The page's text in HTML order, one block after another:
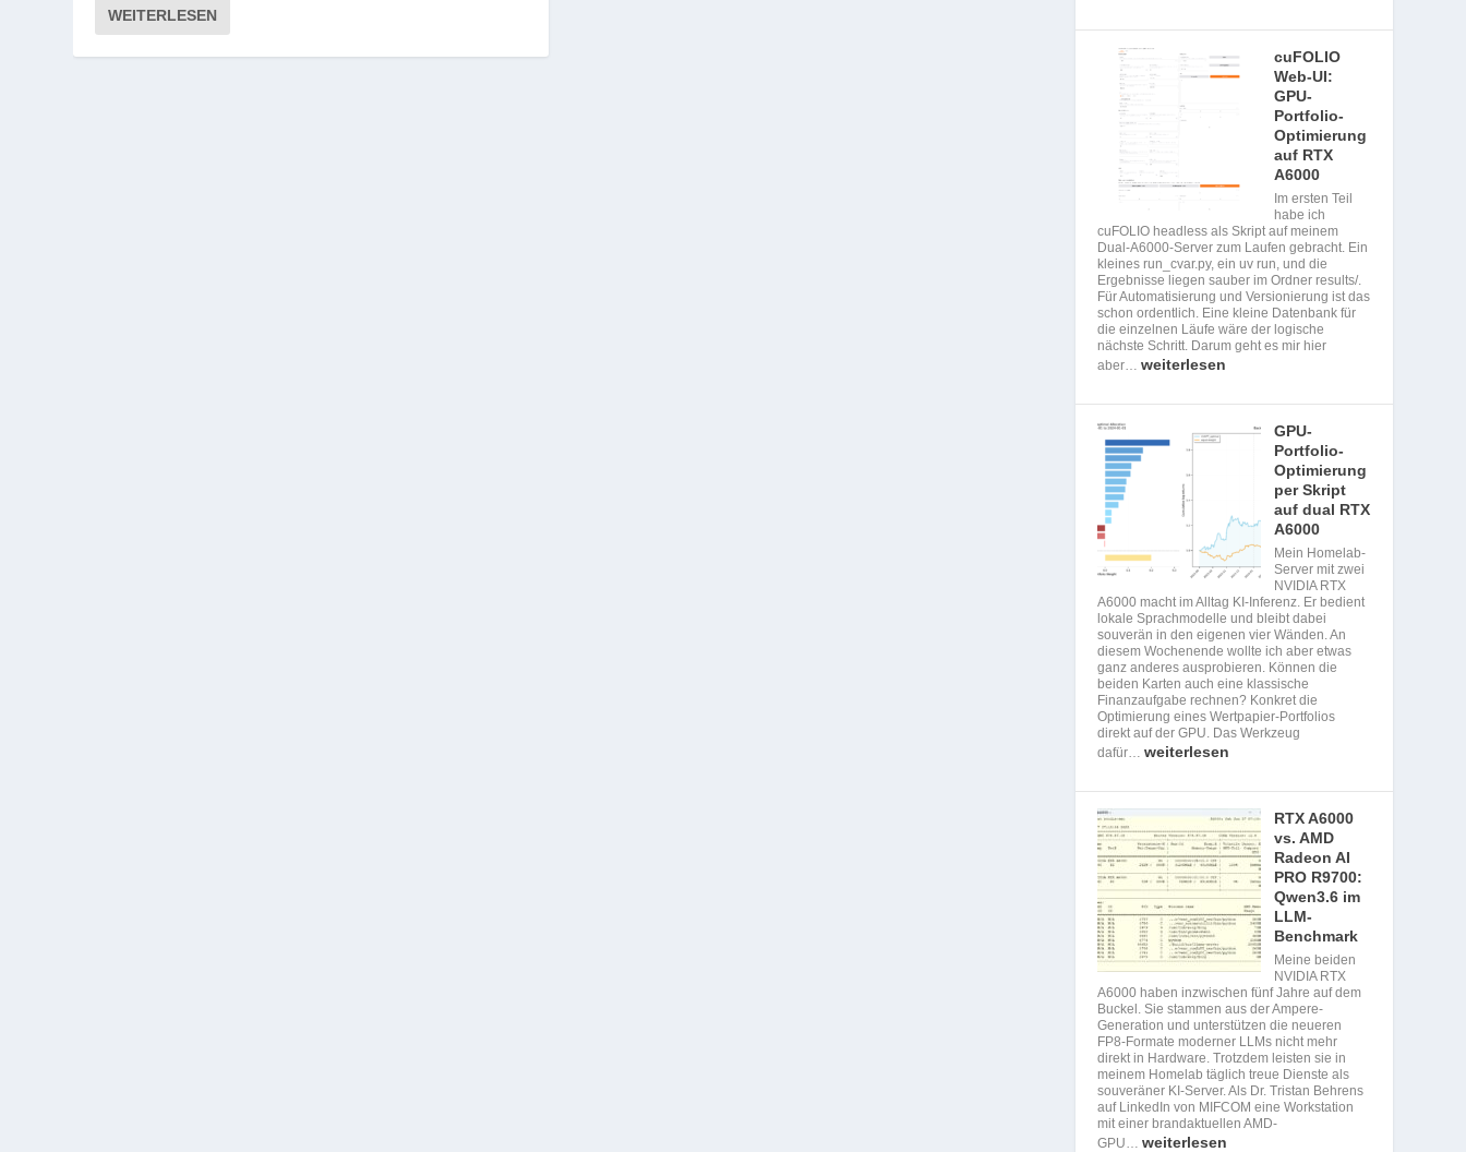
WEITERLESEN
cuFOLIO
Web-UI:
GPU-
Portfolio-
Optimierung
auf RTX
A6000
Im ersten Teil
habe ich
cuFOLIO headless als Skript auf meinem
Dual-A6000-Server zum Laufen gebracht. Ein
kleines run_cvar.py, ein uv run, und die
Ergebnisse liegen sauber im Ordner results/.
Für Automatisierung und Versionierung ist das
schon ordentlich. Eine kleine Datenbank für
die einzelnen Läufe wäre der logische
nächste Schritt. Darum geht es mir hier
aber…weiterlesen
GPU-
Portfolio-
Optimierung
per Skript
auf dual RTX
A6000
Mein Homelab-
Server mit zwei
NVIDIA RTX
A6000 macht im Alltag KI-Inferenz. Er bedient
lokale Sprachmodelle und bleibt dabei
souverän in den eigenen vier Wänden. An
diesem Wochenende wollte ich aber etwas
ganz anderes ausprobieren. Können die
beiden Karten auch eine klassische
Finanzaufgabe rechnen? Konkret die
Optimierung eines Wertpapier-Portfolios
direkt auf der GPU. Das Werkzeug
dafür…weiterlesen
RTX A6000
vs. AMD
Radeon AI
PRO R9700:
Qwen3.6 im
LLM-
Benchmark
Meine beiden
NVIDIA RTX
A6000 haben inzwischen fünf Jahre auf dem
Buckel. Sie stammen aus der Ampere-
Generation und unterstützen die neueren
FP8-Formate moderner LLMs nicht mehr
direkt in Hardware. Trotzdem leisten sie in
meinem Homelab täglich treue Dienste als
souveräner KI-Server. Als Dr. Tristan Behrens
auf LinkedIn von MIFCOM eine Workstation
mit einer brandaktuellen AMD-
GPU…weiterlesen